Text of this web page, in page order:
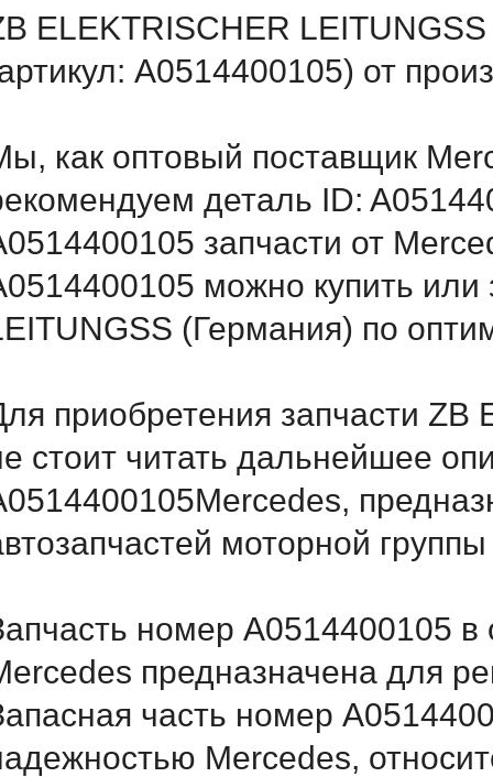
ELEKTRISCHER
A0514400105) от
как оптовый поставщик
деталь ID:
запчасти от
можно купить или
(Германия) по
приобретения запчасти
стоит читать дальнейшее
моторной
номер A0514400105 в
предназначена для
часть номер
Mercedes,